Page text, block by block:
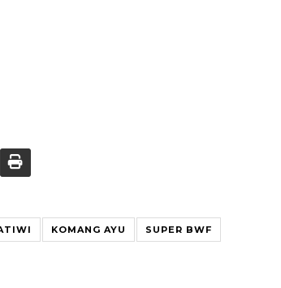
KOMANG AYU SUPER BWF